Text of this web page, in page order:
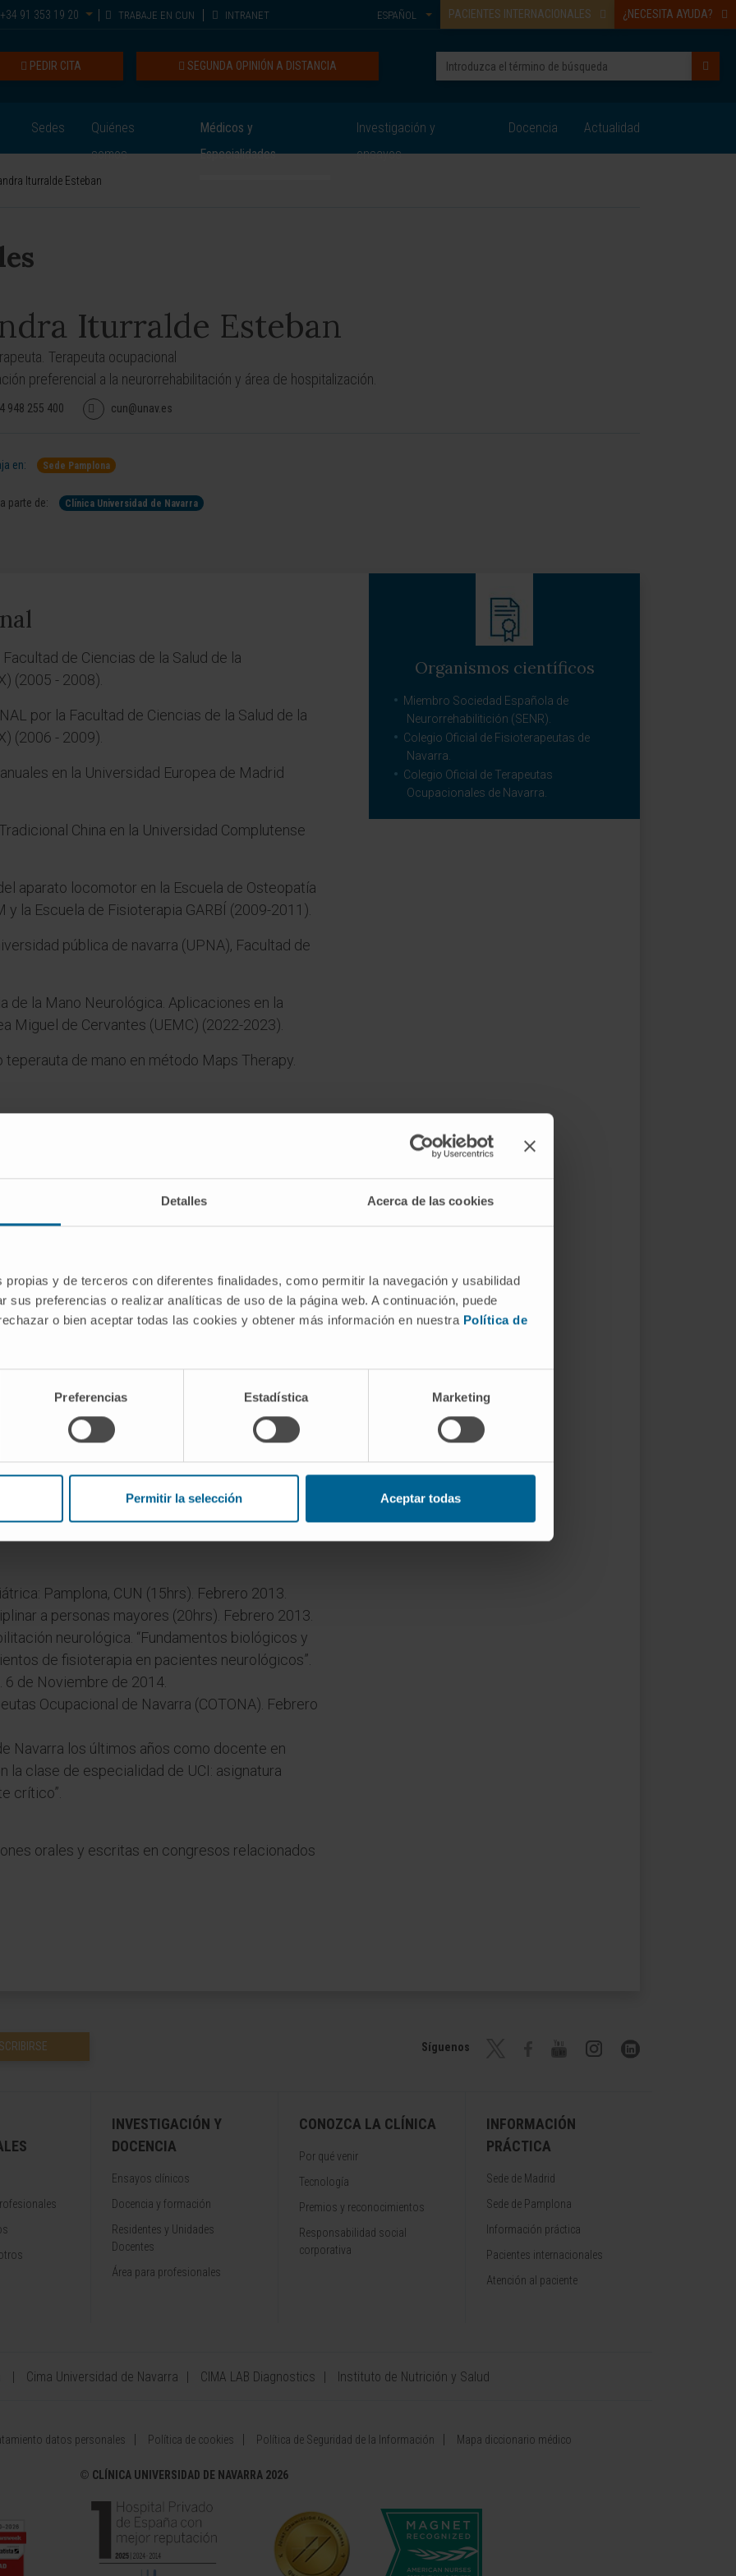
Detalles Acerca de las cookies
propias y de terceros con diferentes finalidades, como permitir la navegación y usabilidad
sus preferencias o realizar analíticas de uso de la página web. A continuación, puede
o bien aceptar todas las cookies y obtener más información en nuestra Política de
Preferencias Estadística Marketing
Permitir la selección Aceptar todas
+34 91 353 19 20 TRABAJE EN CUN INTRANET PACIENTES INTERNACIONALES ¿NECESITA AYUDA?
ESPAÑOL
SEGUNDA OPINIÓN A DISTANCIA
PEDIR CITA
Sedes
Quiénes
somos
Médicos y
Especialidades
Investigación y
ensayos
Docencia Actualidad
Iturralde Esteban
Iturralde Esteban
Terapeuta ocupacional
preferencial a la neurorrehabilitación y área de hospitalización.
948 255 400 cun@unav.es
en: Sede Pamplona
parte de: Clínica Universidad de Navarra
de Ciencias de la Salud de la
(2005 - 2008).
por la Facultad de Ciencias de la Salud de la
(2006 - 2009).
en la Universidad Europea de Madrid
China en la Universidad Complutense
aparato locomotor en la Escuela de Osteopatía
la Escuela de Fisioterapia GARBÍ (2009-2011).
pública de navarra (UPNA), Facultad de
de la Mano Neurológica. Aplicaciones en la
Miguel de Cervantes (UEMC) (2022-2023).
de mano en método Maps Therapy.
Pamplona, CUN (15hrs). Febrero 2013.
a personas mayores (20hrs). Febrero 2013.
neurológica. “Fundamentos biológicos y
de fisioterapia en pacientes neurológicos”.
6 de Noviembre de 2014.
Ocupacional de Navarra (COTONA). Febrero
Navarra los últimos años como docente en
la clase de especialidad de UCI: asignatura
crítico”.
orales y escritas en congresos relacionados
Organismos científicos
Miembro Sociedad Española de
Neurorrehabilitición (SENR).
Colegio Oficial de Fisioterapeutas de
Navarra.
Colegio Oficial de Terapeutas
Ocupacionales de Navarra.
Síguenos
INVESTIGACIÓN Y
DOCENCIA
Ensayos clínicos
Docencia y formación
Residentes y Unidades
Docentes
Área para profesionales
CONOZCA LA CLÍNICA
Por qué venir
Tecnología
Premios y reconocimientos
Responsabilidad social
corporativa
INFORMACIÓN
PRÁCTICA
Sede de Madrid
Sede de Pamplona
Información práctica
Pacientes internacionales
Atención al paciente
Cima Universidad de Navarra CIMA LAB Diagnostics Instituto de Nutrición y Salud
datos personales Política de cookies Política de Seguridad de la Información Mapa diccionario médico
© CLÍNICA UNIVERSIDAD DE NAVARRA 2026